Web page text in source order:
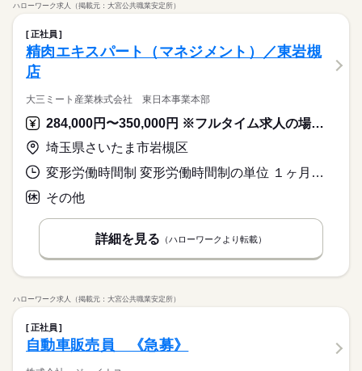
ハローワーク求人（掲載元：大宮公共職業安定所）
正社員
精肉エキスパート（マネジメント）／東岩槻
店
大三ミート産業株式会社 東日本事業本部
284,000円〜350,000円 ※フルタイム求人の場合は月額（換算額）、パート求人の場合は時間額を表示しています。
埼玉県さいたま市岩槻区
変形労働時間制 変形労働時間制の単位 １ヶ月単位 就業時間１ 7時00分〜16時30分 就業時間に関する特記事項 週４４時間特例事業場
その他
詳細を見る （ハローワークより転載）
ハローワーク求人（掲載元：大宮公共職業安定所）
正社員
自動車販売員 《急募》